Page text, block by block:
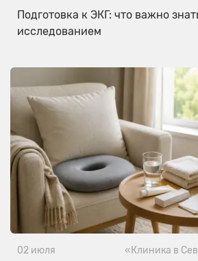
Подготовка к ЭКГ: что важно
исследованием
02 июля «Клиника в